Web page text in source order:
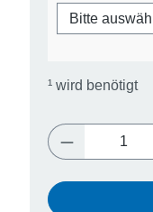
¹ wird benötigt
Produkt